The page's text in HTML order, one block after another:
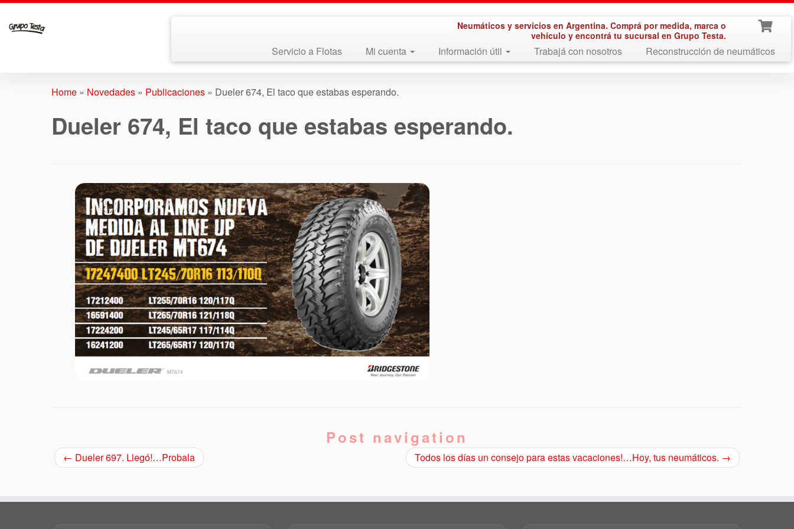
Neumáticos y servicios en Argentina. Comprá por medida, marca o
vehículo y encontrá tu sucursal en Grupo Testa.
Servicio a Flotas Mi cuenta Información útil Trabajá con nosotros Reconstrucción de neumáticos
Home » Novedades » Publicaciones » Dueler 674, El taco que estabas esperando.
Dueler 674, El taco que estabas esperando.
Post navigation
← Dueler 697. Llegó!…Probala Todos los días un consejo para estas vacaciones!…Hoy, tus neumáticos. →